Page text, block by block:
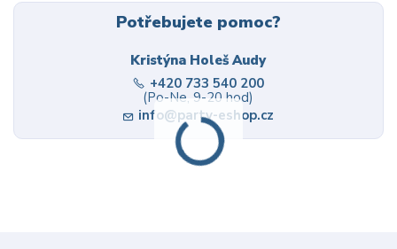
Potřebujete pomoc?
Kristýna Holeš Audy
+420 733 540 200
(Po-Ne, 9-20 hod)
info@party-eshop.cz